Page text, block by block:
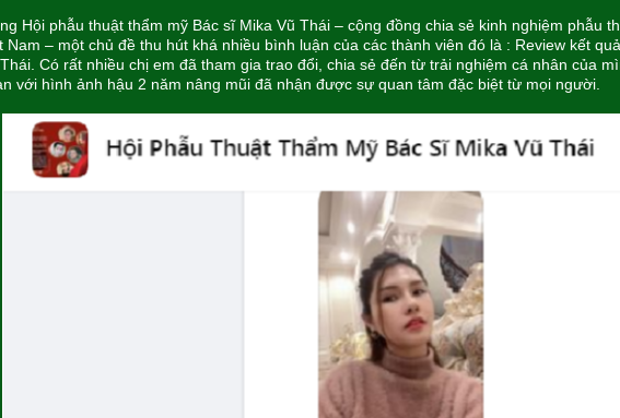
Hội phẫu thuật thẩm mỹ Bác sĩ Mika Vũ Thái – cộng đồng chia sẻ kinh nghiệm phẫu
Nam – một chủ đề thu hút khá nhiều bình luận của các thành viên đó là : Review kết
Có rất nhiều chị em đã tham gia trao đổi, chia sẻ đến từ trải nghiệm cá nhân của
với hình ảnh hậu 2 năm nâng mũi đã nhận được sự quan tâm đặc biệt từ mọi người.